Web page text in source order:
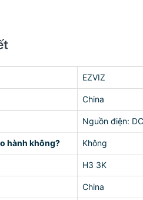
EZVIZ
China
Nguồn điện:
hành không? Không
H3 3K
China